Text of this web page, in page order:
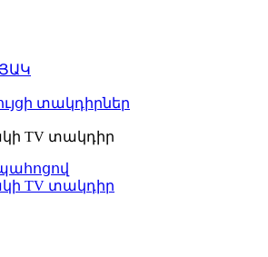
տակդիրներ
TV տակդիր
TV տակդիր